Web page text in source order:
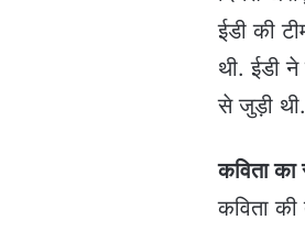
ईडी की
थी. ईडी ने
से जुड़ी थी.
कविता
कविता